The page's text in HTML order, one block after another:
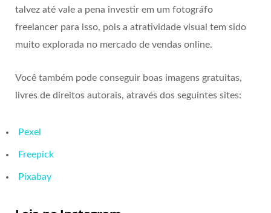
talvez até vale a pena investir em um fotográfo
freelancer para isso, pois a atratividade visual tem sido
muito explorada no mercado de vendas online.
Você também pode conseguir boas imagens gratuitas,
livres de direitos autorais, através dos seguintes sites:
Pexel
Freepick
Pixabay